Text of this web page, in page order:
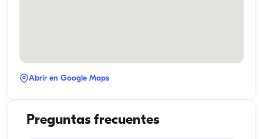
Abrir en Google Maps
Preguntas frecuentes